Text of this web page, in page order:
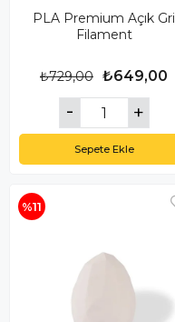
PLA Premium Açık Gri
Filament
₺649,00
₺729,00
Sepete Ekle
%11